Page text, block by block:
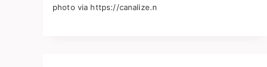
photo via https://canalize.n